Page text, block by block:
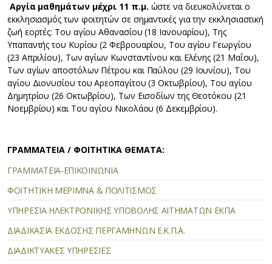
Αργία μαθημάτων μέχρι 11 π.μ. ώστε να διευκολύνεται ο
εκκλησιασμός των φοιτητών σε σημαντικές για την εκκλησιαστική
ζωή εορτές: Του αγίου Αθανασίου (18 Ιανουαρίου), Της
Υπαπαντής του Κυρίου (2 Φεβρουαρίου, Του αγίου Γεωργίου
(23 Απριλίου), Των αγίων Κωνσταντίνου και Ελένης (21 Μαΐου),
Των αγίων αποστόλων Πέτρου και Παύλου (29 Ιουνίου), Του
αγίου Διονυσίου του Αρεοπαγίτου (3 Οκτωβρίου), Του αγίου
Δημητρίου (26 Οκτωβρίου), Των Εισοδίων της Θεοτόκου (21
Νοεμβρίου) και Του αγίου Νικολάου (6 Δεκεμβρίου).
ΓΡΑΜΜΑΤΕΙΑ / ΦΟΙΤΗΤΙΚΑ ΘΕΜΑΤΑ:
ΓΡΑΜΜΑΤΕΙΑ-ΕΠΙΚΟΙΝΩΝΙΑ
ΦΟΙΤΗΤΙΚΗ ΜΕΡΙΜΝΑ & ΠΟΛΙΤΙΣΜΟΣ
ΥΠΗΡΕΣΙΑ ΗΛΕΚΤΡΟΝΙΚΗΣ ΥΠΟΒΟΛΗΣ ΑΙΤΗΜΑΤΩΝ EKΠΑ
ΔΙΑΔΙΚΑΣΙΑ ΕΚΔΟΣΗΣ ΠΕΡΓΑΜΗΝΩΝ Ε.Κ.Π.Α.
ΔΙΑΔΙΚΤΥΑΚΕΣ ΥΠΗΡΕΣΙΕΣ